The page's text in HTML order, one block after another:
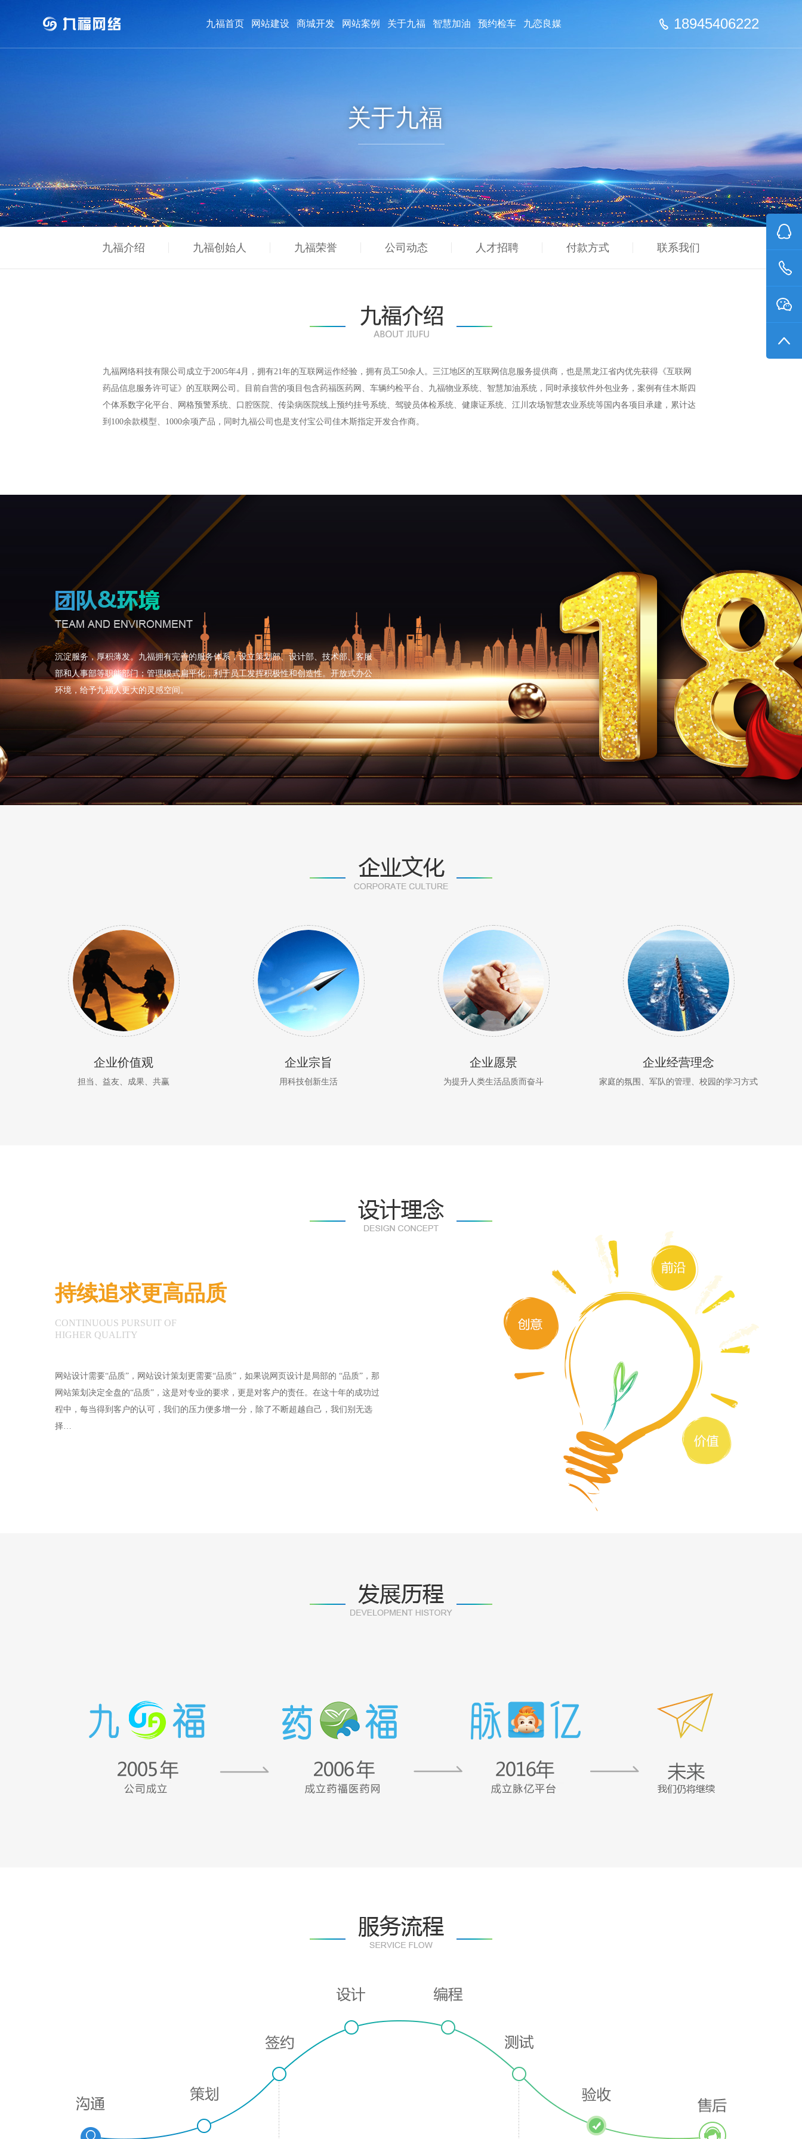
18945406222
九福首页 网站建设 商城开发 网站案例 关于九福 智慧加油 预约检车 九恋良媒
关于九福
九福介绍 九福创始人 九福荣誉 公司动态 人才招聘 付款方式 联系我们
九福网络科技有限公司成立于2005年4月，拥有21年的互联网运作经验，拥有员工50余人。三江地区的互联网信息服务提供商，也是黑龙江省内优先获得《互联网
药品信息服务许可证》的互联网公司。目前自营的项目包含药福医药网、车辆约检平台、九福物业系统、智慧加油系统，同时承接软件外包业务，案例有佳木斯四
个体系数字化平台、网格预警系统、口腔医院、传染病医院线上预约挂号系统、驾驶员体检系统、健康证系统、江川农场智慧农业系统等国内各项目承建，累计达
到100余款模型、1000余项产品，同时九福公司也是支付宝公司佳木斯指定开发合作商。
沉淀服务，厚积薄发。九福拥有完善的服务体系，设立策划部、设计部、技术部、客服
部和人事部等职能部门；管理模式扁平化，利于员工发挥积极性和创造性。开放式办公
环境，给予九福人更大的灵感空间。
企业价值观
担当、益友、成果、共赢
企业宗旨
用科技创新生活
企业愿景
为提升人类生活品质而奋斗
企业经营理念
家庭的氛围、军队的管理、校园的学习方式
持续追求更高品质
CONTINUOUS PURSUIT OF
HIGHER QUALITY
网站设计需要“品质”，网站设计策划更需要“品质”，如果说网页设计是局部的 “品质”，那
网站策划决定全盘的“品质”，这是对专业的要求，更是对客户的责任。在这十年的成功过
程中，每当得到客户的认可，我们的压力便多增一分，除了不断超越自己，我们别无选
择…